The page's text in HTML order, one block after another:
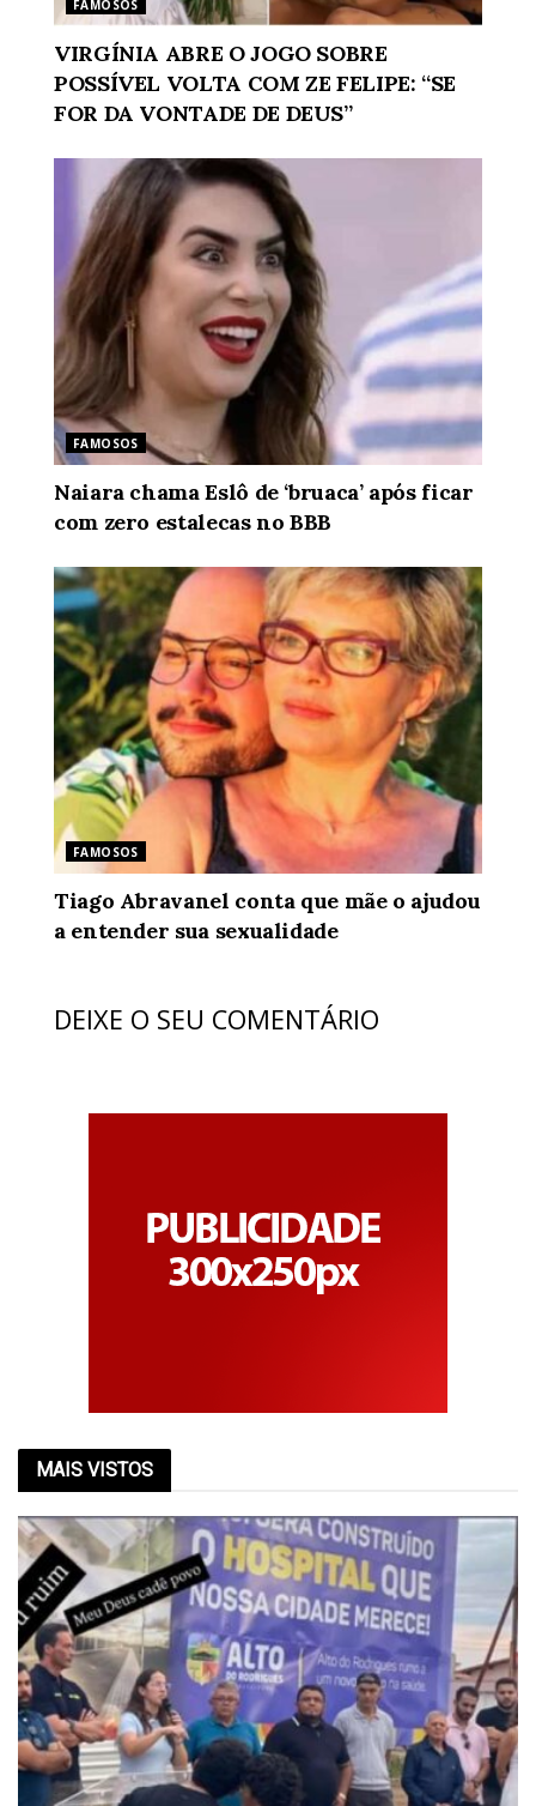
FAMOSOS
VIRGÍNIA ABRE O JOGO SOBRE
POSSÍVEL VOLTA COM ZE FELIPE: “SE
FOR DA VONTADE DE DEUS”
FAMOSOS
Naiara chama Eslô de ‘bruaca’ após ficar
com zero estalecas no BBB
FAMOSOS
Tiago Abravanel conta que mãe o ajudou
a entender sua sexualidade
DEIXE O SEU COMENTÁRIO
MAIS VISTOS